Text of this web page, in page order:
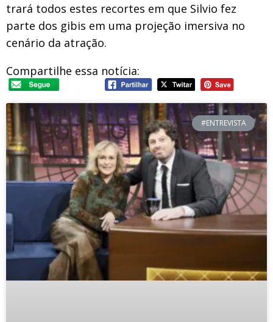
trará todos estes recortes em que Silvio fez
parte dos gibis em uma projeção imersiva no
cenário da atração.
Compartilhe essa notícia:
#ENTREVISTA